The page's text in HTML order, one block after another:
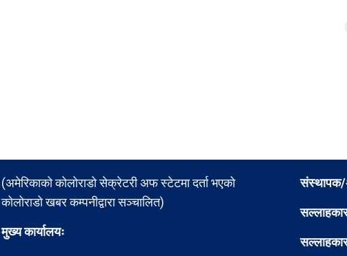
(अमेरिकाको कोलोराडो सेक्रेटरी अफ स्टेटमा दर्ता भएको
कोलोराडो खबर कम्पनीद्वारा सञ्चालित)
मुख्य कार्यालयः
संस्थापक/